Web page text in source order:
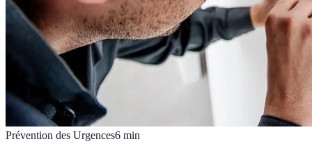
Prévention des Urgences6 min